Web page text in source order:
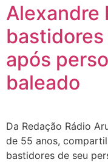
Alexandre
bastidores
após
baleado
Da Redação Rádio
de 55 anos,
bastidores de seu